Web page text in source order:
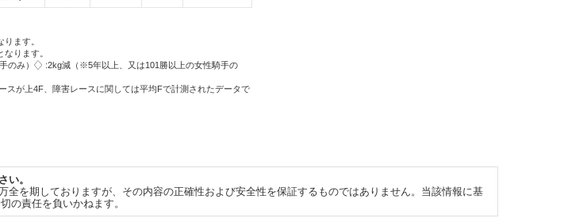
ます。
ります。
のみ）
:2kg減（※5年以上、又は101勝以上の女性騎手の
が上4F、障害レースに関しては平均Fで計測されたデータで
い。
を期しておりますが、その内容の正確性および安全性を保証するものではありません。当該情報に基
の責任を負いかねます。